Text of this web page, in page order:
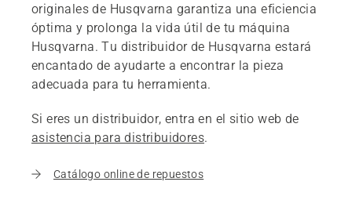
originales de Husqvarna garantiza una eficiencia
óptima y prolonga la vida útil de tu máquina
Husqvarna. Tu distribuidor de Husqvarna estará
encantado de ayudarte a encontrar la pieza
adecuada para tu herramienta.
Si eres un distribuidor, entra en el sitio web de
asistencia para distribuidores.
Catálogo online de repuestos